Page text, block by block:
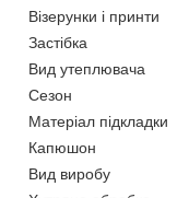
Візерунки і принти
Застібка
Вид утеплювача
Сезон
Матеріал підкладки
Капюшон
Вид виробу